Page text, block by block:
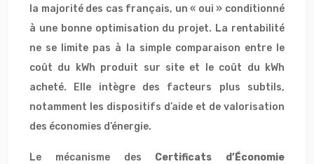
la majorité des cas français, un « oui » conditionné
à une bonne optimisation du projet. La rentabilité
ne se limite pas à la simple comparaison entre le
coût du kWh produit sur site et le coût du kWh
acheté. Elle intègre des facteurs plus subtils,
notamment les dispositifs d’aide et de valorisation
des économies d’énergie.
Le mécanisme des Certificats d’Économie